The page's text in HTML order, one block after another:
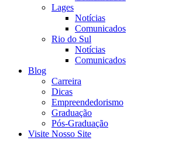
Lages
Notícias
Comunicados
Rio do Sul
Notícias
Comunicados
Blog
Carreira
Dicas
Empreendedorismo
Graduação
Pós-Graduação
Visite Nosso Site